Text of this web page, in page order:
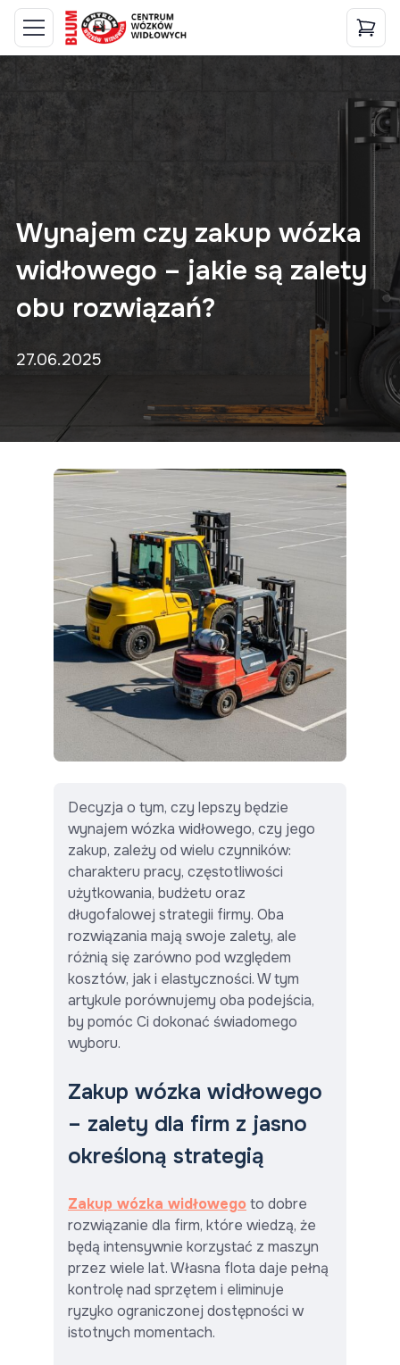
Wynajem czy zakup wózka
widłowego – jakie są zalety
obu rozwiązań?
27.06.2025
Decyzja o tym, czy lepszy będzie
wynajem wózka widłowego, czy jego
zakup, zależy od wielu czynników:
charakteru pracy, częstotliwości
użytkowania, budżetu oraz
długofalowej strategii firmy. Oba
rozwiązania mają swoje zalety, ale
różnią się zarówno pod względem
kosztów, jak i elastyczności. W tym
artykule porównujemy oba podejścia,
by pomóc Ci dokonać świadomego
wyboru.
Zakup wózka widłowego
– zalety dla firm z jasno
określoną strategią
Zakup wózka widłowegoto dobre
rozwiązanie dla firm, które wiedzą, że
będą intensywnie korzystać z maszyn
przez wiele lat. Własna flota daje pełną
kontrolę nad sprzętem i eliminuje
ryzyko ograniczonej dostępności w
istotnych momentach.